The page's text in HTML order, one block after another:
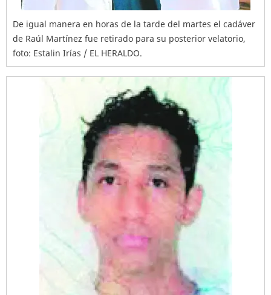
De igual manera en horas de la tarde del martes el cadáver
de Raúl Martínez fue retirado para su posterior velatorio,
foto: Estalin Irías / EL HERALDO.